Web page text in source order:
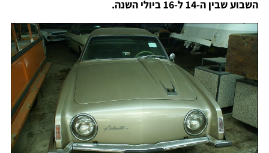
השבוע שבין ה-14 ל-16 ביולי השנה.